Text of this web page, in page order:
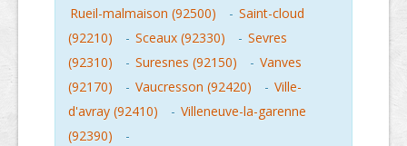
Rueil-malmaison (92500)
- Saint-cloud
(92210)
- Sceaux (92330) - Sevres
(92310)
- Suresnes (92150) - Vanves
(92170)
- Vaucresson (92420) - Ville-
d'avray (92410)
- Villeneuve-la-garenne
(92390)
-